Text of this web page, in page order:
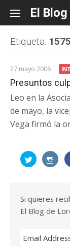
content
El
Etiqueta:
27 mayo 2006
Presuntos
Leo en la
de mayo, la
Vega firmó la
Si quieres
El Blog de
Email